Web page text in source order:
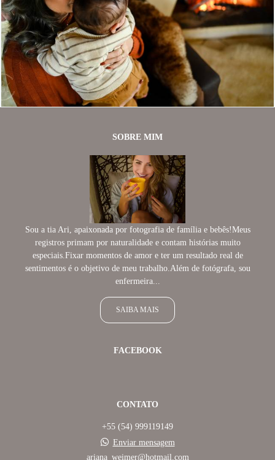
1172 42
SOBRE MIM
Sou a tia Ari, apaixonada por fotografia de família e bebês!Meus
registros primam por naturalidade e contam histórias muito
especiais.Fixar momentos de amor e ter um resultado real de
sentimentos é o objetivo de meu trabalho.Além de fotógrafa, sou
enfermeira...
SAIBA MAIS
FACEBOOK
CONTATO
+55 (54) 999119149
Enviar mensagem
ariana_weimer@hotmail.com